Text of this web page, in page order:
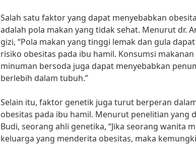
Salah satu faktor yang dapat menyebabkan
adalah pola makan yang tidak sehat. Menurut dr.
gizi, “Pola makan yang tinggi lemak dan gula
risiko obesitas pada ibu hamil. Konsumsi makanan
minuman bersoda juga dapat menyebabkan
berlebih dalam tubuh.”
Selain itu, faktor genetik juga turut berperan
obesitas pada ibu hamil. Menurut penelitian yang
Budi, seorang ahli genetika, “Jika seorang wanita
keluarga yang menderita obesitas, maka